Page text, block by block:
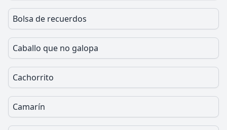
Bolsa de recuerdos
Caballo que no galopa
Cachorrito
Camarín